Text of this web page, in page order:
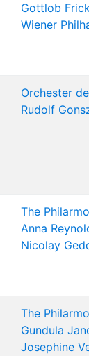
Gottlob
Wiener
Orchester
Rudolf
The
Anna
Nicolay
The
Gundula
Josephine